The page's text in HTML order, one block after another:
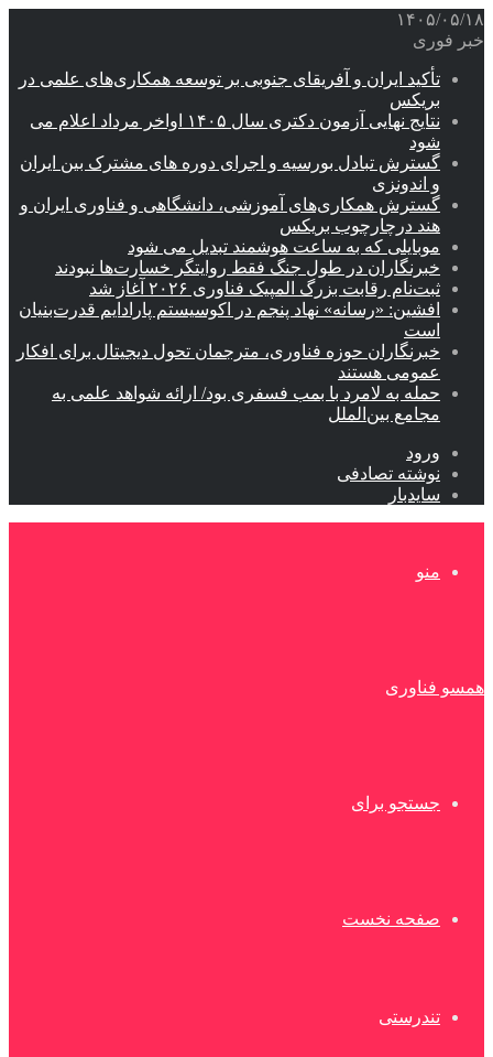
۱۴۰۵/۰۵/۱۸
خبر فوری
تأکید ایران و آفریقای جنوبی بر توسعه همکاری‌های علمی در
بریکس
نتایج نهایی آزمون دکتری سال ۱۴۰۵ اواخر مرداد اعلام می
شود
گسترش تبادل بورسیه و اجرای دوره های مشترک بین ایران
و اندونزی
گسترش همکاری‌های آموزشی، دانشگاهی و فناوری ایران و
هند درچارچوب بریکس
موبایلی که به ساعت هوشمند تبدیل می شود
خبرنگاران در طول جنگ فقط روایتگر خسارت‌ها نبودند
ثبت‌نام رقابت بزرگ المپیک فناوری ۲۰۲۶ آغاز شد
افشین: «رسانه» نهاد پنجم در اکوسیستم پارادایم قدرت‌بنیان
است
خبرنگاران حوزه فناوری، مترجمان تحول دیجیتال برای افکار
عمومی هستند
حمله به لامرد با بمب فسفری بود/ ارائه شواهد علمی به
مجامع بین‌الملل
ورود
نوشته تصادفی
سایدبار
منو
همسو فناوری
جستجو برای
صفحه نخست
تندرستی